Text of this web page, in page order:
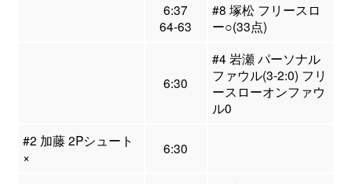
6:37
64-63
#8 塚松 フリースロ
ー○(33点)
6:30
#4 岩瀬 パーソナル
ファウル(3-2:0) フリ
ースローオンファウ
ル0
#2 加藤 2Pシュート
×
6:30